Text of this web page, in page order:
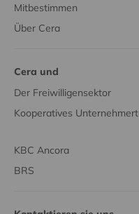
Mitbestimmen
Über Cera
Cera und
Der Freiwilligensektor
Kooperatives
KBC Ancora
BRS